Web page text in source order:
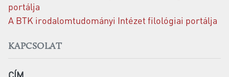
portálja
A BTK irodalomtudományi Intézet filológiai portálja
KAPCSOLAT